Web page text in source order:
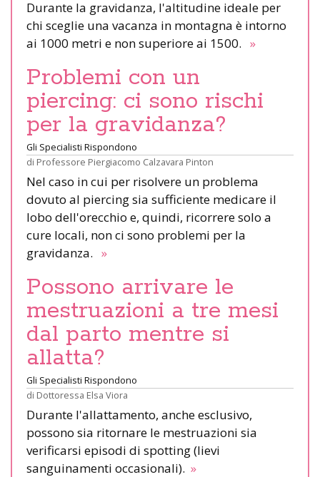
Durante la gravidanza, l'altitudine ideale per
chi sceglie una vacanza in montagna è intorno
ai 1000 metri e non superiore ai 1500. »
Problemi con un
piercing: ci sono rischi
per la gravidanza?
Gli Specialisti Rispondono
di Professore Piergiacomo Calzavara Pinton
Nel caso in cui per risolvere un problema
dovuto al piercing sia sufficiente medicare il
lobo dell'orecchio e, quindi, ricorrere solo a
cure locali, non ci sono problemi per la
gravidanza. »
Possono arrivare le
mestruazioni a tre mesi
dal parto mentre si
allatta?
Gli Specialisti Rispondono
di Dottoressa Elsa Viora
Durante l'allattamento, anche esclusivo,
possono sia ritornare le mestruazioni sia
verificarsi episodi di spotting (lievi
sanguinamenti occasionali). »